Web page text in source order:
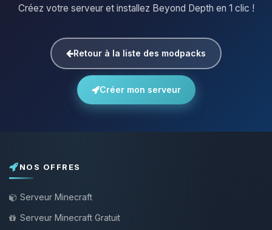
Créez votre serveur et installez Beyond Depth en 1 clic !
Retour à la liste des modpacks
Créer mon serveur
NOS OFFRES
Serveur Minecraft
Serveur Minecraft Gratuit